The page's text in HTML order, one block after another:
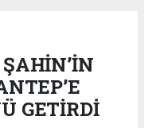
GETİRDİ